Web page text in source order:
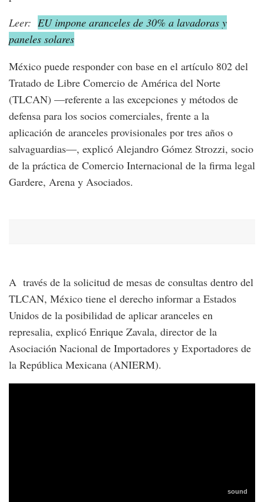
Leer: EU impone aranceles de 30% a lavadoras y
paneles solares
México puede responder con base en el artículo 802 del
Tratado de Libre Comercio de América del Norte
(TLCAN) —referente a las excepciones y métodos de
defensa para los socios comerciales, frente a la
aplicación de aranceles provisionales por tres años o
salvaguardias—, explicó Alejandro Gómez Strozzi, socio
de la práctica de Comercio Internacional de la firma legal
Gardere, Arena y Asociados.
A través de la solicitud de mesas de consultas dentro del
TLCAN, México tiene el derecho informar a Estados
Unidos de la posibilidad de aplicar aranceles en
represalia, explicó Enrique Zavala, director de la
Asociación Nacional de Importadores y Exportadores de
la República Mexicana (ANIERM).